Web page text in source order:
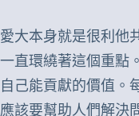
愛大本身就是很利他
一直環繞著這個重點
自己能貢獻的價值。
應該要幫助人們解決